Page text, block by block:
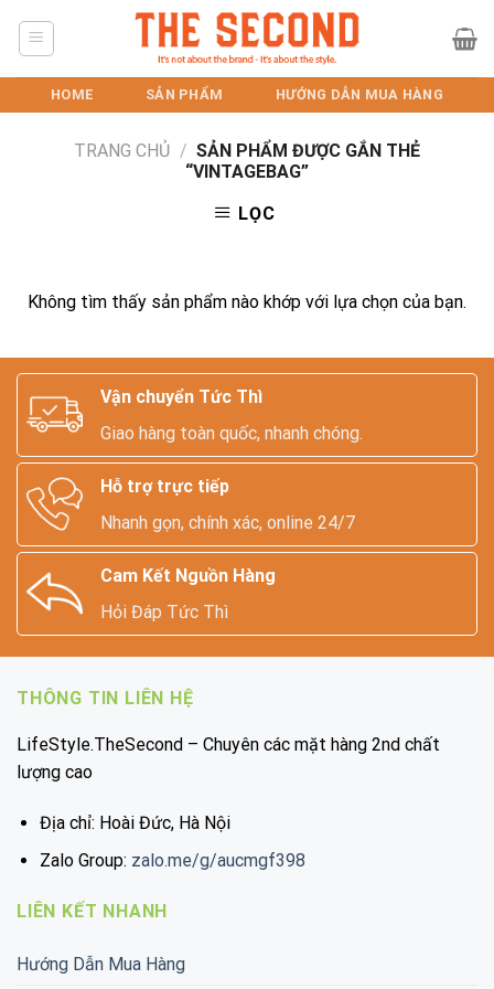
HOME SẢN PHẨM HƯỚNG DẪN MUA HÀNG
TRANG CHỦ / SẢN PHẨM ĐƯỢC GẮN THẺ
“VINTAGEBAG”
LỌC
Không tìm thấy sản phẩm nào khớp với lựa chọn của bạn.
Vận chuyển Tức Thì
Giao hàng toàn quốc, nhanh chóng.
Hỗ trợ trực tiếp
Nhanh gọn, chính xác, online 24/7
Cam Kết Nguồn Hàng
Hỏi Đáp Tức Thì
THÔNG TIN LIÊN HỆ
LifeStyle.TheSecond – Chuyên các mặt hàng 2nd chất
lượng cao
Địa chỉ: Hoài Đức, Hà Nội
Zalo Group: zalo.me/g/aucmgf398
LIÊN KẾT NHANH
Hướng Dẫn Mua Hàng